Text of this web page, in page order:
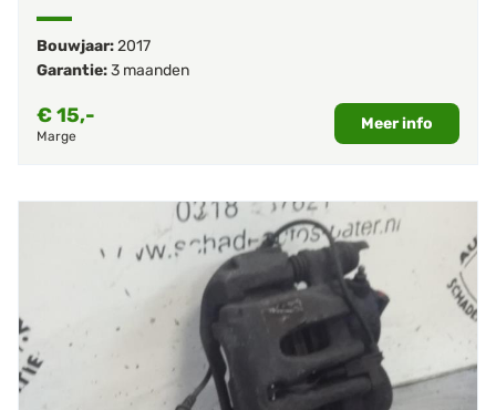
Bouwjaar:2017
Garantie:3 maanden
€15,-
Marge
Meer info